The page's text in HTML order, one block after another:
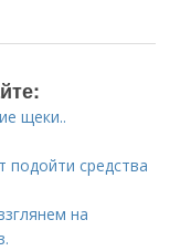
щеки..
средства
на